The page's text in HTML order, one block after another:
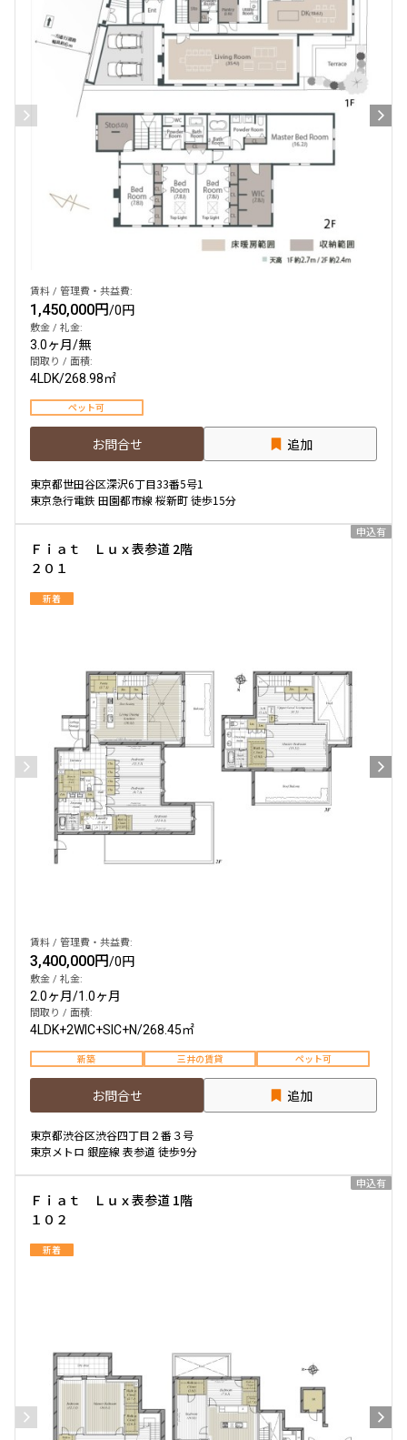
賃料 / 管理費・共益費:
1,450,000円/0円
敷金 / 礼金:
3.0ヶ月/無
間取り / 面積:
4LDK/268.98㎡
ペット可
お問合せ 追加
東京都世田谷区深沢6丁目33番5号1
東京急行電鉄 田園都市線 桜新町 徒歩15分
Ｆｉａｔ Ｌｕｘ表参道 2階
２０１
新着
申込有
賃料 / 管理費・共益費:
3,400,000円/0円
敷金 / 礼金:
2.0ヶ月/1.0ヶ月
間取り / 面積:
4LDK+2WIC+SIC+N/268.45㎡
新築 三井の賃貸 ペット可
お問合せ 追加
東京都渋谷区渋谷四丁目２番３号
東京メトロ 銀座線 表参道 徒歩9分
Ｆｉａｔ Ｌｕｘ表参道 1階
１０２
新着
申込有